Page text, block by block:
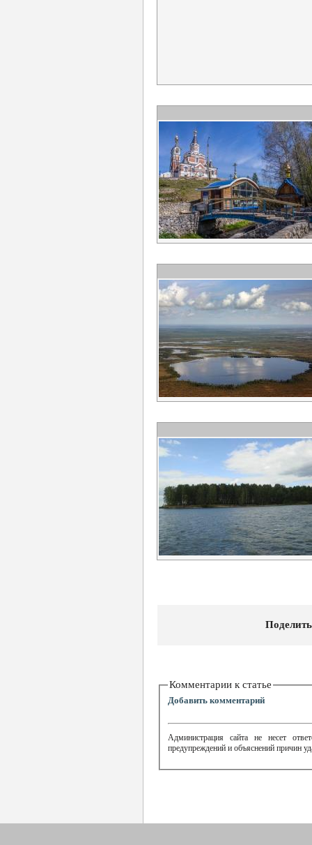
Комментарии к статье
Добавить комментарий
Администрация сайта не несет
предупреждений и объяснений причин